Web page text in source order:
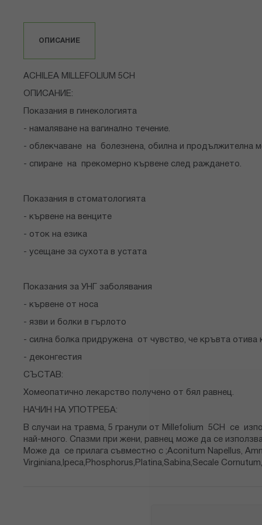
ОПИСАНИЕ
ACHILEA MILLEFOLIUM 5CH
ОПИСАНИЕ:
Показания в гинекологията
- намаляване на вагинално течение.
- облекчаване на болезнена, обилна и продължителна
- спиране на прекомерно кървене след раждането.
Показания в стоматологията
- кървене на венците
- оток на езика
- усещане за сухота в устата
Показания за УНГ заболявания
- кървене от носа
- язви и болки в гърлото
- силна болка придружена от чувство, че кръвта отива
- деконгестия
СЪСТАВ:
Хомеопатично лекарство получено от бял равнец.
НАЧИН НА УПОТРЕБА:
В случаи на травма, 5 гранули от Millefolium 5CH се
най-много. Спазми при жени, равнец може да се
Може да се прилага съвместно с ;Aconitum Napellus,
Virginiana,Ipeca,Phosphorus,Platina,Sabina,Secale